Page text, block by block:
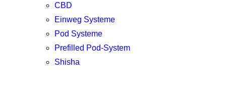
CBD
Einweg Systeme
Pod Systeme
Prefilled Pod-System
Shisha